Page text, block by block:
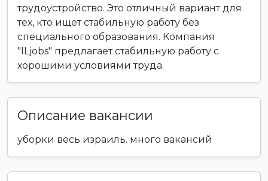
трудоустройство. Это отличный вариант для
тех, кто ищет стабильную работу без
специального образования. Компания
"ILjobs" предлагает стабильную работу с
хорошими условиями труда.
Описание вакансии
уборки весь израиль. много вакансий